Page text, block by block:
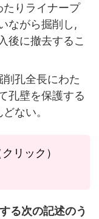
りライナープ
ながら掘削し,
後に撤去するこ
孔全長にわた
孔壁を保護する
ない。
リック）
る次の記述のう